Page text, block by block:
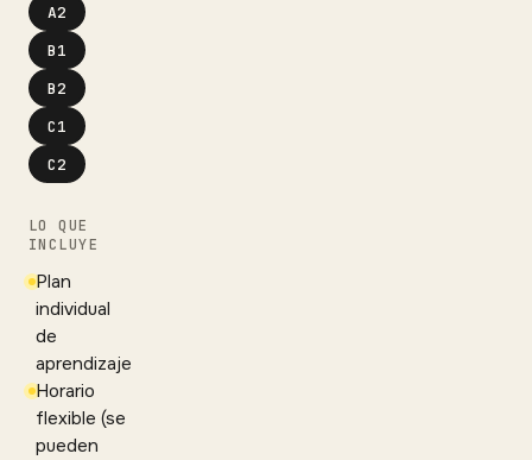
A2
B1
B2
C1
C2
LO QUE
INCLUYE
Plan
individual
de
aprendizaje
Horario
flexible (se
pueden